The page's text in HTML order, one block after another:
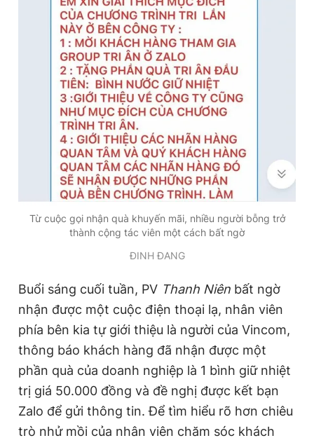
Tổng biên tập: Nguyễn Ngọc Toàn
Phó tổng biên tập thường trực: Hải Thành
Phó tổng biên tập: Lâm Hiếu Dũng
Phó tổng biên tập: Trần Việt Hưng
Tổng thư ký tòa soạn: Đức Trung
Giấy phép xuất bản số 110/GP - BTTTT cấp ngày 24.3.2020
© 2003-2026 Bản quyền thuộc về Báo Thanh Niên. Cấm sao
chép dưới mọi hình thức nếu không có sự chấp thuận bằng văn
bản. Phát triển bởi ePi Technologies, JSC.
Từ cuộc gọi nhận quà khuyến mãi, nhiều người bỗng trở
thành cộng tác viên một cách bất ngờ
ĐINH ĐANG
Buổi sáng cuối tuần, PV Thanh Niên bất ngờ
nhận được một cuộc điện thoại lạ, nhân viên
phía bên kia tự giới thiệu là người của Vincom,
thông báo khách hàng đã nhận được một
phần quà của doanh nghiệp là 1 bình giữ nhiệt
trị giá 50.000 đồng và đề nghị được kết bạn
Zalo để gửi thông tin. Để tìm hiểu rõ hơn chiêu
trò nhử mồi của nhân viên chăm sóc khách